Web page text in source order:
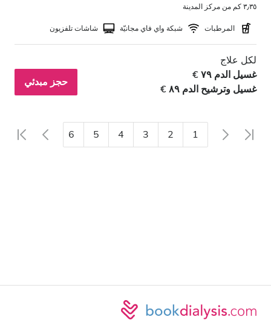
٣٫٣٥ كم من مركز المدينة
المرطبات شبكة واي فاي مجانيّة شاشات تلفزيون
لكل علاج
غسيل الدم ٧٩ €
غسيل وترشيح الدم ٨٩ €
حجز مبدئي
1
2
3
4
5
6
7
8